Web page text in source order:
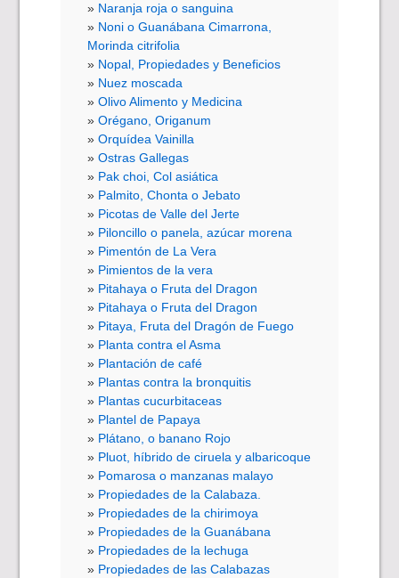
Naranja roja o sanguina
Noni o Guanábana Cimarrona,
Morinda citrifolia
Nopal, Propiedades y Beneficios
Nuez moscada
Olivo Alimento y Medicina
Orégano, Origanum
Orquídea Vainilla
Ostras Gallegas
Pak choi, Col asiática
Palmito, Chonta o Jebato
Picotas de Valle del Jerte
Piloncillo o panela, azúcar morena
Pimentón de La Vera
Pimientos de la vera
Pitahaya o Fruta del Dragon
Pitahaya o Fruta del Dragon
Pitaya, Fruta del Dragón de Fuego
Planta contra el Asma
Plantación de café
Plantas contra la bronquitis
Plantas cucurbitaceas
Plantel de Papaya
Plátano, o banano Rojo
Pluot, híbrido de ciruela y albaricoque
Pomarosa o manzanas malayo
Propiedades de la Calabaza.
Propiedades de la chirimoya
Propiedades de la Guanábana
Propiedades de la lechuga
Propiedades de las Calabazas